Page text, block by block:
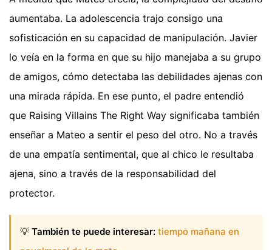
aumentaba. La adolescencia trajo consigo una
sofisticación en su capacidad de manipulación. Javier
lo veía en la forma en que su hijo manejaba a su grupo
de amigos, cómo detectaba las debilidades ajenas con
una mirada rápida. En ese punto, el padre entendió
que Raising Villains The Right Way significaba también
enseñar a Mateo a sentir el peso del otro. No a través
de una empatía sentimental, que al chico le resultaba
ajena, sino a través de la responsabilidad del
protector.
💡 También te puede interesar: tiempo mañana en